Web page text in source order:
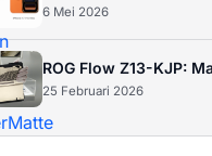
6 Mei 2026
ROG Flow Z13-KJP:
25 Februari 2026